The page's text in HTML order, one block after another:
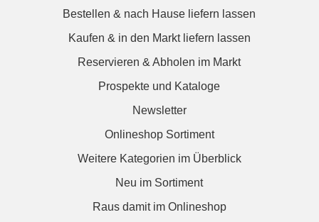
Bestellen & nach Hause liefern lassen
Kaufen & in den Markt liefern lassen
Reservieren & Abholen im Markt
Prospekte und Kataloge
Newsletter
Onlineshop Sortiment
Weitere Kategorien im Überblick
Neu im Sortiment
Raus damit im Onlineshop